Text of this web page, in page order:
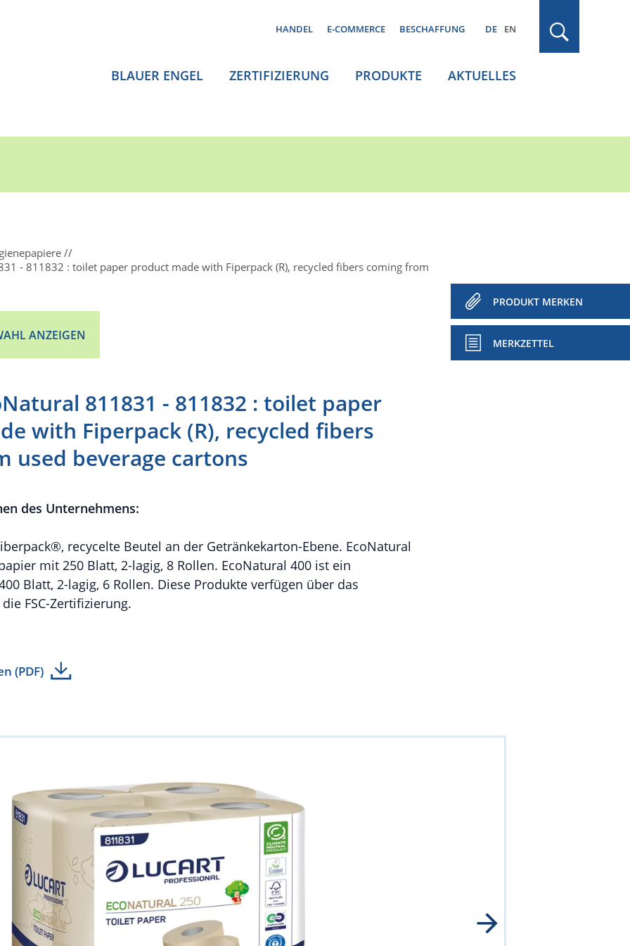
HANDEL E-COMMERCE BESCHAFFUNG DE EN
BLAUER ENGEL ZERTIFIZIERUNG PRODUKTE AKTUELLES
- 811832 : toilet paper product made with Fiperpack (R), recycled fibers coming from
ANZEIGEN
PRODUKT MERKEN
MERKZETTEL
811831 - 811832 : toilet paper
with Fiperpack (R), recycled fibers
used beverage cartons
des Unternehmens:
recycelte Beutel an der Getränkekarton-Ebene. EcoNatural
mit 250 Blatt, 2-lagig, 8 Rollen. EcoNatural 400 ist ein
Blatt, 2-lagig, 6 Rollen. Diese Produkte verfügen über das
FSC-Zertifizierung.
(PDF)